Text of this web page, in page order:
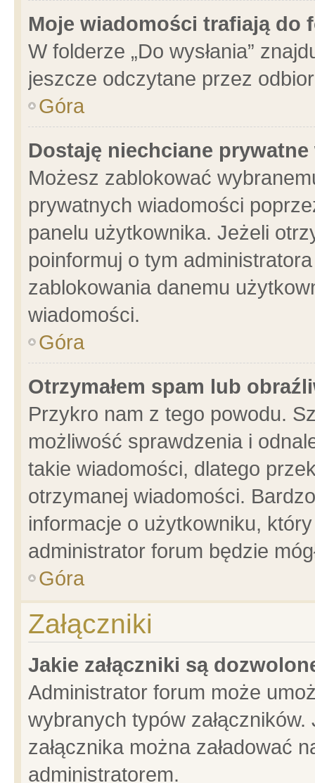
Moje wiadomości trafiają do
W folderze „Do wysłania”
jeszcze odczytane przez
Góra
Dostaję niechciane
Możesz zablokować
prywatnych wiadomości
panelu użytkownika. Jeżeli
poinformuj o tym
zablokowania danemu
wiadomości.
Góra
Otrzymałem spam lub
Przykro nam z tego powodu.
możliwość sprawdzenia i
takie wiadomości, dlatego
otrzymanej wiadomości.
informacje o użytkowniku,
administrator forum będzie
Góra
Załączniki
Jakie załączniki są
Administrator forum może
wybranych typów
załącznika można załadować
administratorem.